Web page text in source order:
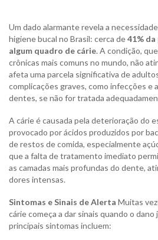
Um dado alarmante revela a
higiene bucal no Brasil: cerca de41%
algum quadro de cárie. A condição,
crônicas mais comuns no mundo, não
afeta uma parcela significativa de
complicações graves, como infecções e
dentes, se não for tratada
A cárie é causada pela deterioração do
provocado por ácidos produzidos por
de restos de comida, especialmente
que a falta de tratamento imediato
as camadas mais profundas do dente,
dores intensas.
Sintomas e Sinais de Alerta Muitas
cárie começa a dar sinais quando o
principais sintomas incluem: